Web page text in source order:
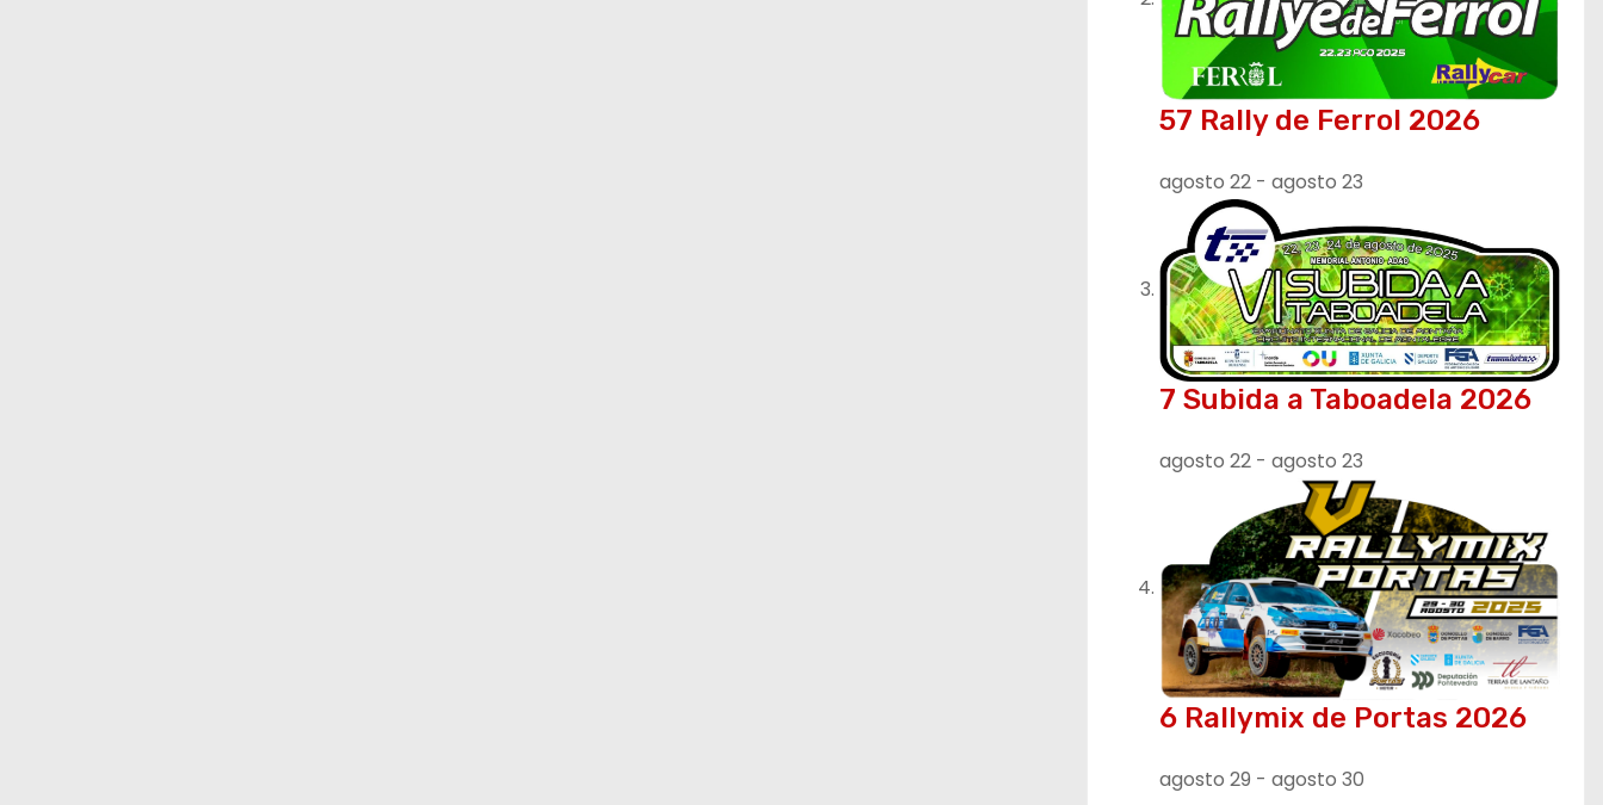
57 Rally de Ferrol 2026
agosto 22 - agosto 23
7 Subida a Taboadela 2026
agosto 22 - agosto 23
6 Rallymix de Portas 2026
agosto 29 - agosto 30